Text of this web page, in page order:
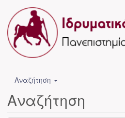
Αναζήτηση
Αναζήτηση